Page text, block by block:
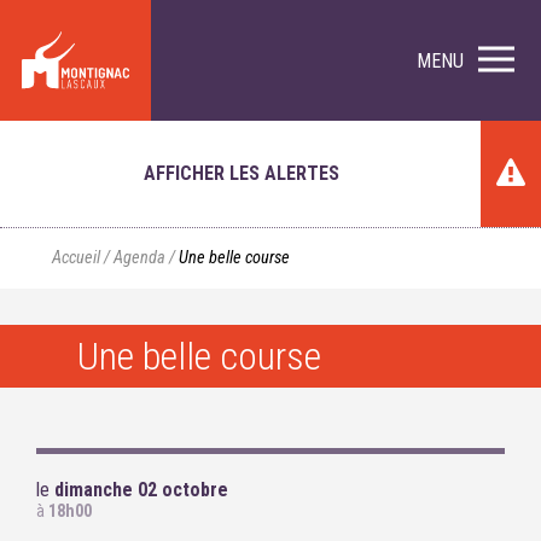
MENU
AFFICHER LES ALERTES
Accueil/Agenda /Une belle course
Une belle course
le dimanche 02 octobre
à 18h00